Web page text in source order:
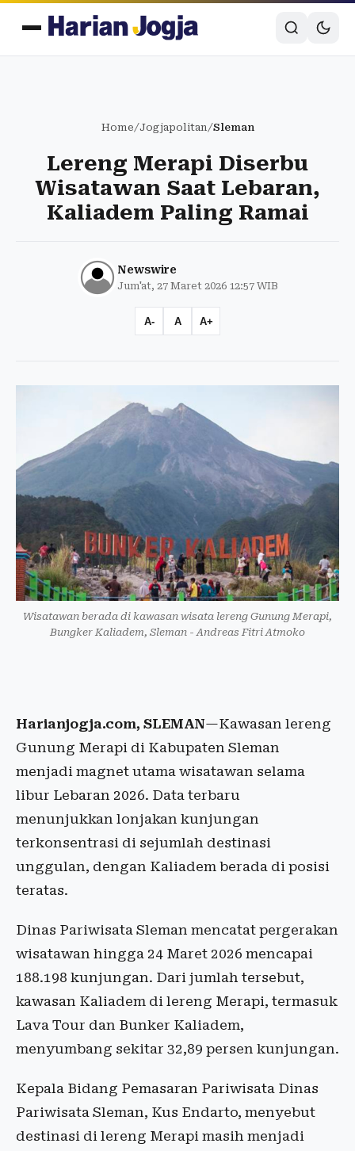
Home/Jogjapolitan/Sleman
Lereng Merapi Diserbu
Wisatawan Saat Lebaran,
Kaliadem Paling Ramai
Newswire
Jum'at, 27 Maret 2026 12:57 WIB
A- A A+
Wisatawan berada di kawasan wisata lereng Gunung Merapi,
Bungker Kaliadem, Sleman - Andreas Fitri Atmoko
Harianjogja.com, SLEMAN—Kawasan lereng
Gunung Merapi di Kabupaten Sleman
menjadi magnet utama wisatawan selama
libur Lebaran 2026. Data terbaru
menunjukkan lonjakan kunjungan
terkonsentrasi di sejumlah destinasi
unggulan, dengan Kaliadem berada di posisi
teratas.
Dinas Pariwisata Sleman mencatat pergerakan
wisatawan hingga 24 Maret 2026 mencapai
188.198 kunjungan. Dari jumlah tersebut,
kawasan Kaliadem di lereng Merapi, termasuk
Lava Tour dan Bunker Kaliadem,
menyumbang sekitar 32,89 persen kunjungan.
Kepala Bidang Pemasaran Pariwisata Dinas
Pariwisata Sleman, Kus Endarto, menyebut
destinasi di lereng Merapi masih menjadi